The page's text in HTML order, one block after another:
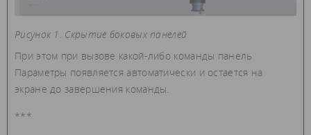
Рисунок 1. Скрытие боковых панелей
При этом при вызове какой-либо команды панель
Параметры появляется автоматически и остается на
экране до завершения команды.
***